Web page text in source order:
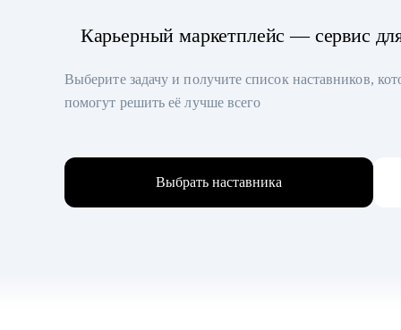
Карьерный маркетплейс — сервис
Выберите задачу и получите список наставников,
помогут решить её лучше всего
Выбрать наставника